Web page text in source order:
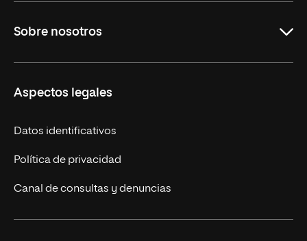
Licenciaturas en línea
Cursos Europeos
Títulos Americanos
Alianza Newman
Sobre nosotros
Nuestros alumnos
Únete a nosotros
Actualidad
Solicita información
Aspectos legales
Datos identificativos
Política de privacidad
Canal de consultas y denuncias